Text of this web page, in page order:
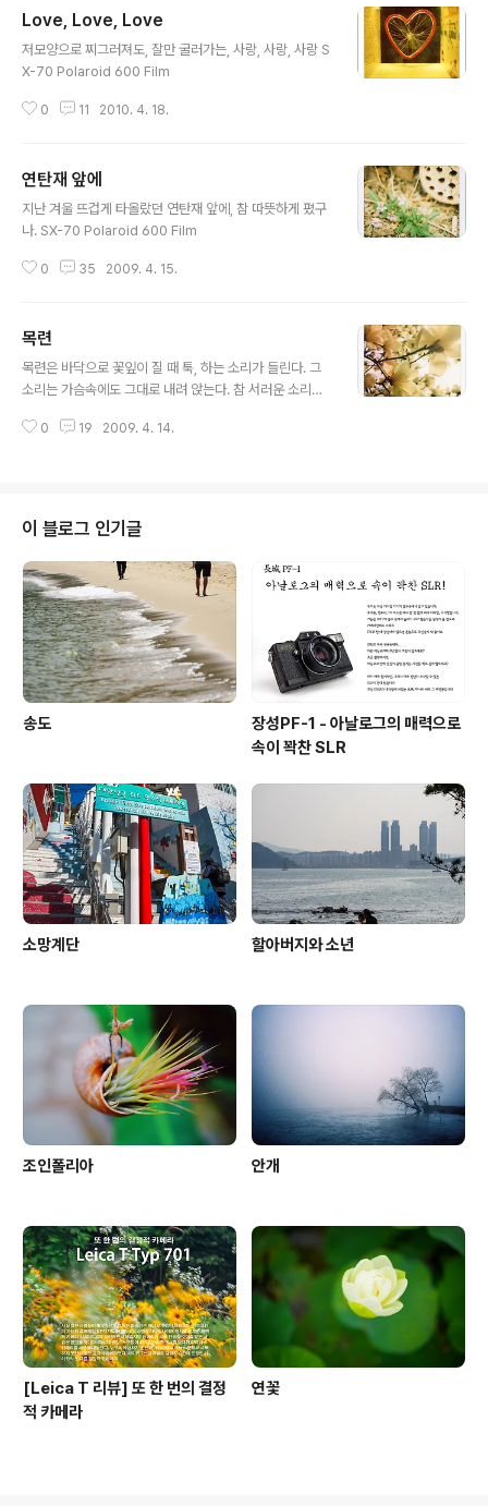
Love, Love, Love
저모양으로 찌그러져도, 잘만 굴러가는, 사랑, 사랑, 사랑 S
X-70 Polaroid 600 Film
0 11 2010. 4. 18.
연탄재 앞에
지난 겨울 뜨겁게 타올랐던 연탄재 앞에, 참 따뜻하게 폈구
나. SX-70 Polaroid 600 Film
0 35 2009. 4. 15.
목련
목련은 바닥으로 꽃잎이 질 때 툭, 하는 소리가 들린다. 그
소리는 가슴속에도 그대로 내려 앉는다. 참 서러운 소리다.
0 19 2009. 4. 14.
이 블로그 인기글
송도
장성PF-1 - 아날로그의 매력으로
속이 꽉찬 SLR
소망계단 할아버지와 소년
조인폴리아 안개
[Leica T 리뷰] 또 한 번의 결정
적 카메라
연꽃